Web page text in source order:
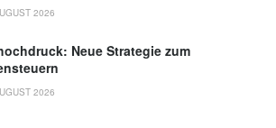
2026
Neue Strategie zum
2026